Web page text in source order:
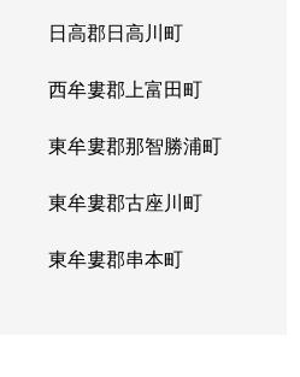
日高郡日高川町
西牟婁郡上富田町
東牟婁郡那智勝浦町
東牟婁郡古座川町
東牟婁郡串本町